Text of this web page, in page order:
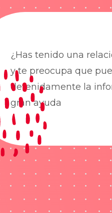
¿Has tenido una
y te preocupa que
detenidamente la
gran ayuda